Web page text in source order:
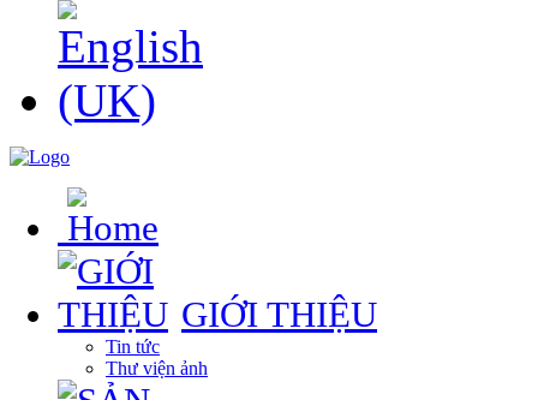
GIỚI THIỆU
Tin tức
Thư viện ảnh